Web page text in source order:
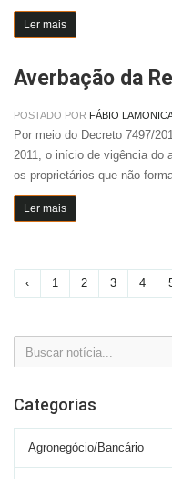
Ler mais
Averbação da
POSTADO POR FÁBIO
Por meio do Decreto 7497/
2011, o início de vigência do
os proprietários que não
Ler mais
‹ 1 2 3 4
Categorias
Agronegócio/Bancário